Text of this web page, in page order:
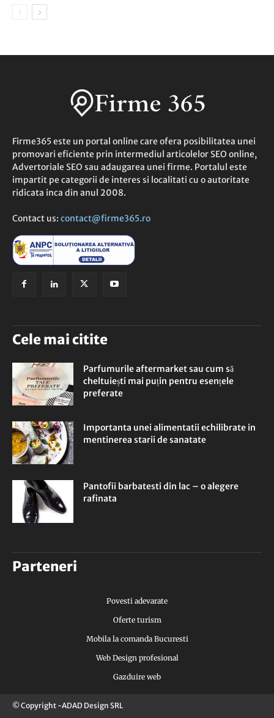
Firme365 este un portal online care ofera posibilitatea unei
promovari eficiente prin intermediul articolelor SEO online,
Advertoriale SEO sau adaugarea unei firme. Portalul este
impartit pe categorii de interes si localitati cu o autoritate
ridicata inca din anul 2008.
Contact us: contact@firme365.ro
Cele mai citite
Parfumurile aftermarket sau cum să
cheltuiești mai puțin pentru esențele
preferate
Importanta unei alimentatii echilibrate in
mentinerea starii de sanatate
Pantofii barbatesti din lac – o alegere
rafinata
Parteneri
Povesti adevarate
Oferte turism
Mobila la comanda Bucuresti
Web Design profesional
Gazduire web
© Copyright -ADAD Design SRL